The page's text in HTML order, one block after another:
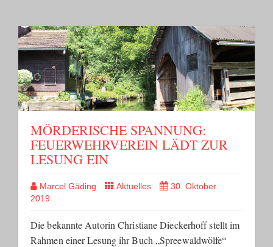
MÖRDERISCHE SPANNUNG:
FEUERWEHRVEREIN LÄDT ZUR
LESUNG EIN
Marcel Gäding Aktuelles
30. Oktober
2019
Die bekannte Autorin Christiane Dieckerhoff stellt im
Rahmen einer Lesung ihr Buch „Spreewaldwölfe“